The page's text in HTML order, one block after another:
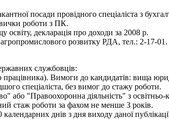
посади провідного спеціаліста з
роботи з ПК.
освіту, декларація про доходи за 2008 р.
розвитку РДА, тел.: 2-17-01.
службовців:
працівника). Вимоги до кандидатів: вища
спеціаліста, без вимог до стажу роботи.
"Правоохоронна діяльність" з
стаж роботи за фахом не менше 3 років.
днів з дня виходу даної